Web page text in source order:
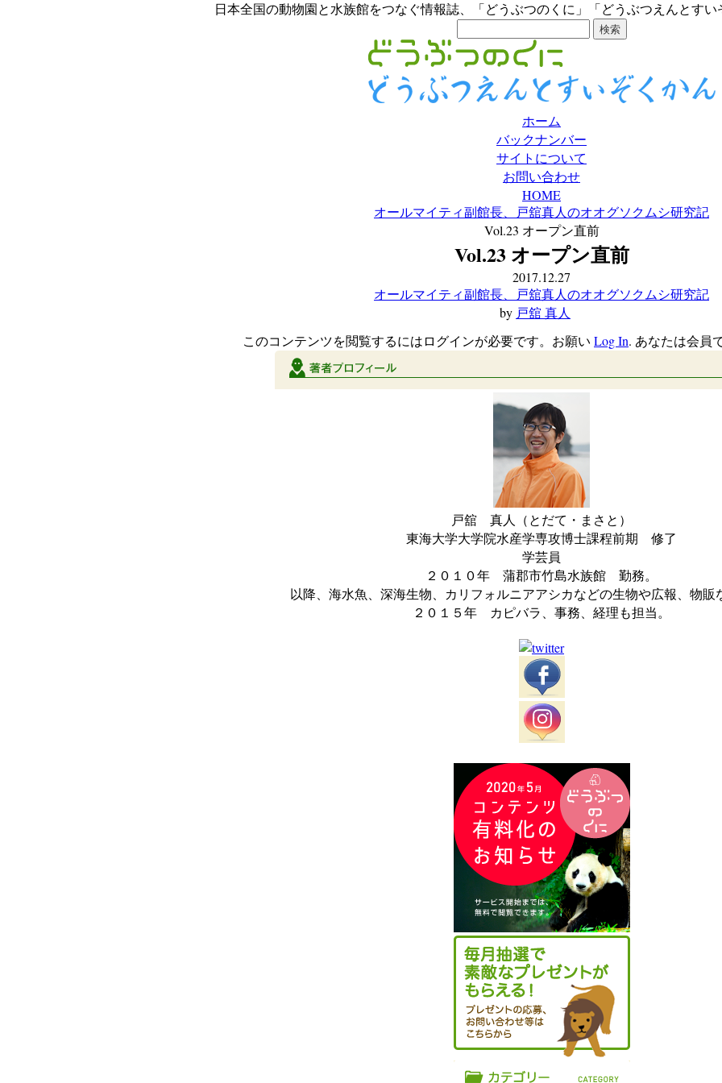
日本全国の動物園と水族館をつなぐ情報誌、「どうぶつのくに」「どうぶつえんとすい
ホーム
バックナンバー
サイトについて
お問い合わせ
HOME
オールマイティ副館長、戸舘真人のオオグソクムシ研究記
Vol.23 オープン直前
Vol.23 オープン直前
2017.12.27
オールマイティ副館長、戸舘真人のオオグソクムシ研究記
by 戸舘 真人
このコンテンツを閲覧するにはログインが必要です。お願い Log In. あなたは会員
戸舘 真人（とだて・まさと）
東海大学大学院水産学専攻博士課程前期 修了
学芸員
２０１０年 蒲郡市竹島水族館 勤務。
以降、海水魚、深海生物、カリフォルニアアシカなどの生物や広報、物販
２０１５年 カピバラ、事務、経理も担当。